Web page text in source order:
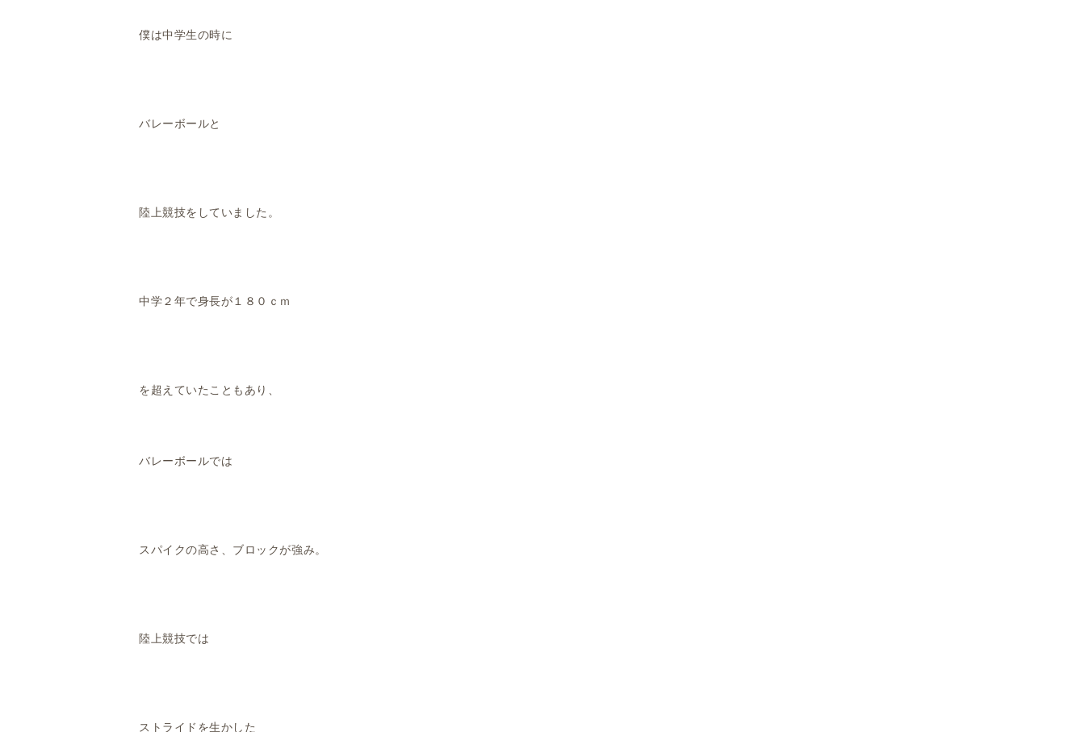
僕は中学生の時に
バレーボールと
陸上競技をしていました。
中学２年で身長が１８０ｃｍ
を超えていたこともあり、
バレーボールでは
スパイクの高さ、ブロックが強み。
陸上競技では
ストライドを生かした